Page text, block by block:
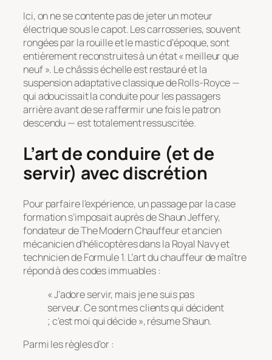
Ici, on ne se contente pas de jeter un moteur
électrique sous le capot. Les carrosseries, souvent
rongées par la rouille et le mastic d’époque, sont
entièrement reconstruites à un état « meilleur que
neuf ». Le châssis échelle est restauré et la
suspension adaptative classique de Rolls-Royce —
qui adoucissait la conduite pour les passagers
arrière avant de se raffermir une fois le patron
descendu — est totalement ressuscitée.
L’art de conduire (et de
servir) avec discrétion
Pour parfaire l’expérience, un passage par la case
formation s’imposait auprès de Shaun Jeffery,
fondateur deThe Modern Chauffeuret ancien
mécanicien d’hélicoptères dans la Royal Navy et
technicien de Formule 1. L’art du chauffeur de maître
répond à des codes immuables :
« J’adore servir, mais je ne suis pas
serveur. Ce sont mes clients qui décident
; c’est moi qui décide », résume Shaun.
Parmi les règles d’or :